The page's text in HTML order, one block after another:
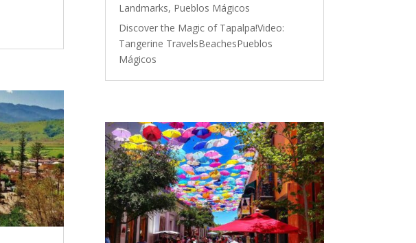
Landmarks, Pueblos Mágicos
Discover the Magic of Tapalpa!Video:
Tangerine TravelsBeachesPueblos
Mágicos